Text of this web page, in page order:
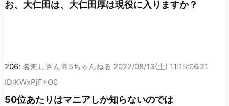
お、大仁田は、大仁田厚は現役に入りますか？
206: 名無しさん＠5ちゃんねる 2022/08/13(土) 11:15:06.21
ID:KWxPjF+O0
50位あたりはマニアしか知らないのでは